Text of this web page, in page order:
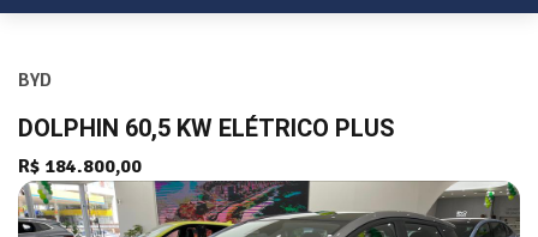
BYD
DOLPHIN 60,5 KW ELÉTRICO PLUS
R$ 184.800,00